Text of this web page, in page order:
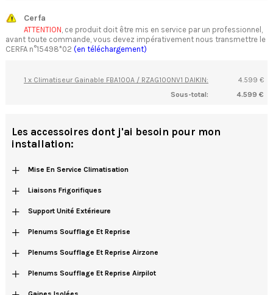
Cerfa
ATTENTION , ce produit doit être mis en service par un professionnel,
avant toute commande, vous devez impérativement nous transmettre le
CERFA n°15498*02 (en téléchargement)
1 x Climatiseur Gainable FBA100A / RZAG100NV1 DAIKIN:
4.599 €
Sous-total:
4.599 €
Les accessoires dont j'ai besoin pour mon
installation:
+ Mise En Service Climatisation
+ Liaisons Frigorifiques
+ Support Unité Extérieure
+ Plenums Soufflage Et Reprise
+ Plenums Soufflage Et Reprise Airzone
+ Plenums Soufflage Et Reprise Airpilot